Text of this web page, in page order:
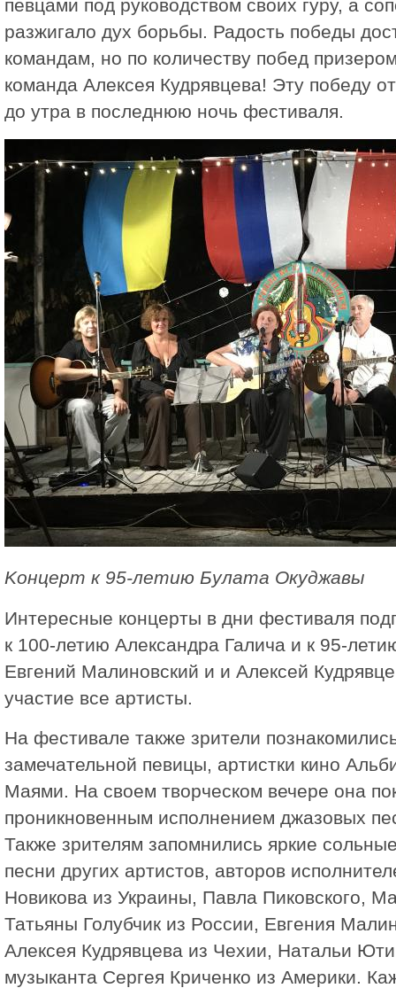
певцами под руководством своих гуру, а
разжигало дух борьбы. Радость победы
командам, но по количеству побед
команда Алексея Кудрявцева! Эту победу
до утра в последнюю ночь фестиваля.
Kонцерт к 95-летию Булата Окуджавы
Интересные концерты в дни фестиваля
к 100-летию Александра Галича и к 95-
Евгений Малиновский и и Алексей
участие все артисты.
На фестивале также зрители
замечательной певицы, артистки кино
Маями. На своем творческом вечере она
проникновенным исполнением джазовых
Также зрителям запомнились яркие
песни других артистов, авторов
Новикова из Украины, Павла Пиковского,
Татьяны Голубчик из России, Евгения
Алексея Кудрявцева из Чехии, Натальи
музыканта Сергея Криченко из Америки.